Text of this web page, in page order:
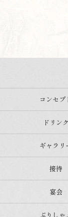
コンセプ
ドリンク
ギャラリ
接待
宴会
ぶりしゃ